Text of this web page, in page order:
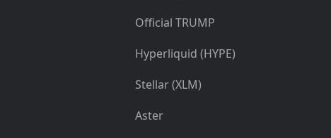
Official TRUMP
Hyperliquid (HYPE)
Stellar (XLM)
Aster